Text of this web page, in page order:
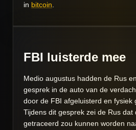
in bitcoin.
FBI luisterde mee
Medio augustus hadden de Rus
gesprek in de auto van de
door de FBI afgeluisterd en fysiek
Tijdens dit gesprek zei de Rus dat
getraceerd zou kunnen worden